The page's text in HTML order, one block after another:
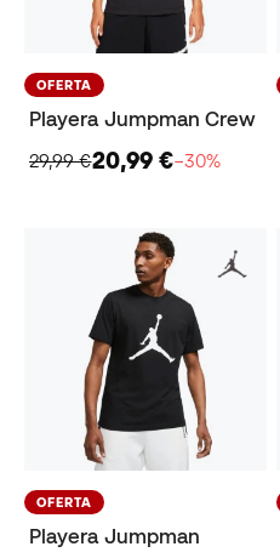
OFERTA
Playera Jumpman Crew
29,99 €20,99 €−30%
OFERTA
Playera Jumpman